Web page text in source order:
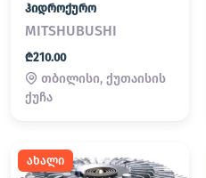
ჰიდროქურო
MITSHUBUSHI
₾210.00
თბილისი, ქუთაისის
ქუჩა
ახალი